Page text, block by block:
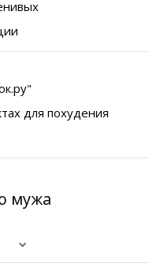
для похудения
мужа